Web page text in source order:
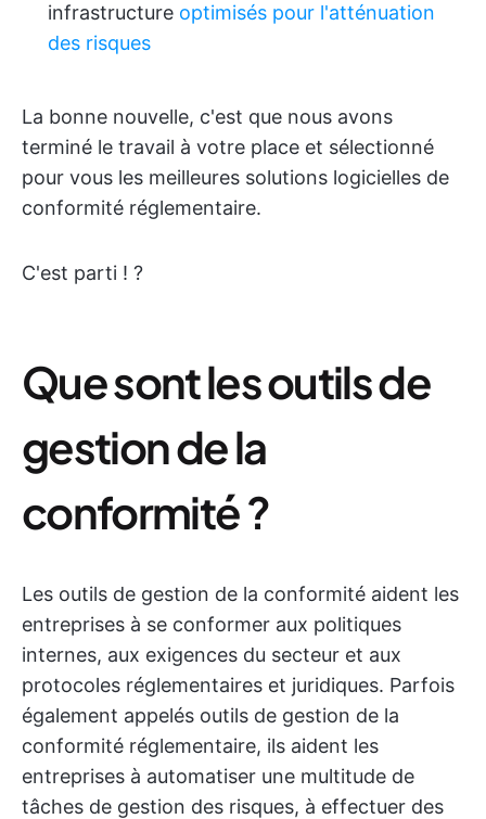
infrastructure optimisés pour l'atténuation
des risques
La bonne nouvelle, c'est que nous avons
terminé le travail à votre place et sélectionné
pour vous les meilleures solutions logicielles de
conformité réglementaire.
C'est parti ! ?
Que sont les outils de
gestion de la
conformité ?
Les outils de gestion de la conformité aident les
entreprises à se conformer aux politiques
internes, aux exigences du secteur et aux
protocoles réglementaires et juridiques. Parfois
également appelés outils de gestion de la
conformité réglementaire, ils aident les
entreprises à automatiser une multitude de
tâches de gestion des risques, à effectuer des